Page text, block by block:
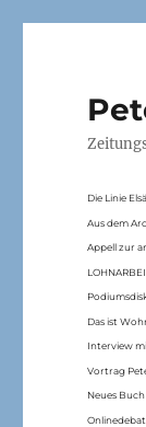
Die Linie
Aus dem
Appell zur
Das ist
Interview
Vortrag
Neues